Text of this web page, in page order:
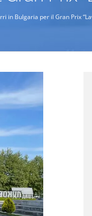
in Bulgaria per il Gran Prix